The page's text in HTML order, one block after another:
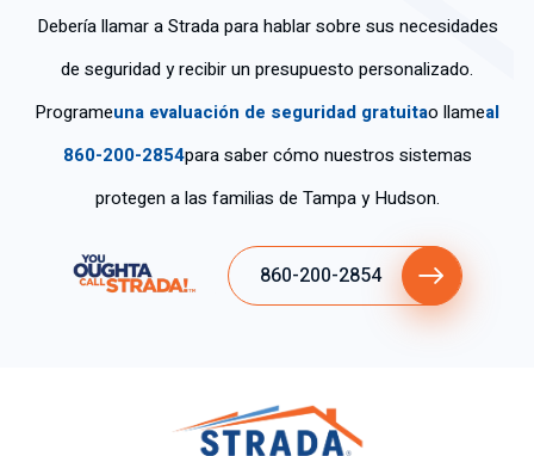
Debería llamar a Strada para hablar sobre sus necesidades
de seguridad y recibir un presupuesto personalizado.
Programeuna evaluación de seguridad gratuitao llameal
860-200-2854para saber cómo nuestros sistemas
protegen a las familias de Tampa y Hudson.
860-200-2854